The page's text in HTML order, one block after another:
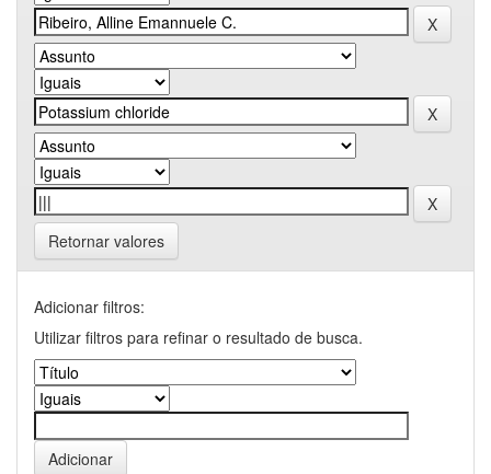
Retornar valores
Adicionar filtros:
Utilizar filtros para refinar o resultado de busca.